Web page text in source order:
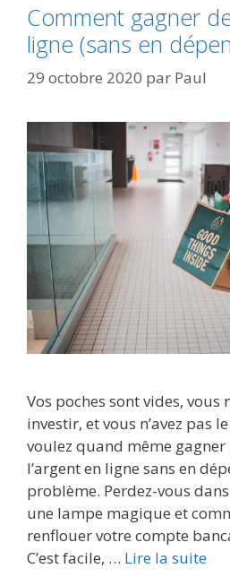
Comment gagner
ligne (sans en
29 octobre 2020 par Paul
Vos poches sont vides, vous
investir, et vous n’avez pas
voulez quand même
l’argent en ligne sans en
problème. Perdez-vous
une lampe magique et
renflouer votre compte
C’est facile, … Lire la suite